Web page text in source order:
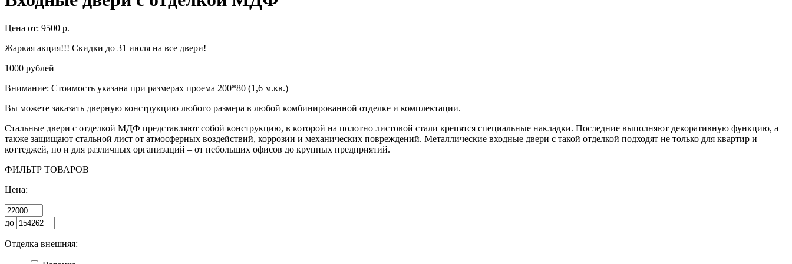
Цена от: 9500 р.
Жаркая акция!!! Скидки до 31 июля на все двери!
1000 рублей
Внимание: Стоимость указана при размерах проема 200*80 (1,6 м.кв.)
Вы можете заказать дверную конструкцию любого размера в любой комбинированной отделке и комплектации.
Стальные двери с отделкой МДФ представляют собой конструкцию, в которой на полотно листовой стали крепятся специальные накладки. Последние выполняют декоративную функцию, а
также защищают стальной лист от атмосферных воздействий, коррозии и механических повреждений. Металлические входные двери с такой отделкой подходят не только для квартир и
коттеджей, но и для различных организаций – от небольших офисов до крупных предприятий.
ФИЛЬТР ТОВАРОВ
Цена:
до
Отделка внешняя: